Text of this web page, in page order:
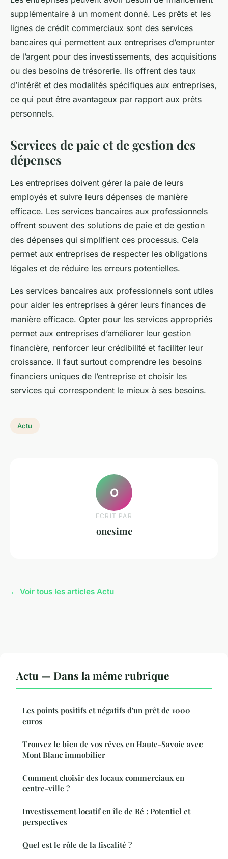
supplémentaire à un moment donné. Les prêts et les
lignes de crédit commerciaux sont des services
bancaires qui permettent aux entreprises d’emprunter
de l’argent pour des investissements, des acquisitions
ou des besoins de trésorerie. Ils offrent des taux
d’intérêt et des modalités spécifiques aux entreprises,
ce qui peut être avantageux par rapport aux prêts
personnels.
Services de paie et de gestion des
dépenses
Les entreprises doivent gérer la paie de leurs
employés et suivre leurs dépenses de manière
efficace. Les services bancaires aux professionnels
offrent souvent des solutions de paie et de gestion
des dépenses qui simplifient ces processus. Cela
permet aux entreprises de respecter les obligations
légales et de réduire les erreurs potentielles.
Les services bancaires aux professionnels sont utiles
pour aider les entreprises à gérer leurs finances de
manière efficace. Opter pour les services appropriés
permet aux entreprises d’améliorer leur gestion
financière, renforcer leur crédibilité et faciliter leur
croissance. Il faut surtout comprendre les besoins
financiers uniques de l’entreprise et choisir les
services qui correspondent le mieux à ses besoins.
Actu
O
ECRIT PAR
onesime
← Voir tous les articles Actu
Actu — Dans la même rubrique
Les points positifs et négatifs d'un prêt de 1000
euros
Trouvez le bien de vos rêves en Haute-Savoie avec
Mont Blanc immobilier
Comment choisir des locaux commerciaux en
centre-ville ?
Investissement locatif en île de Ré : Potentiel et
perspectives
Quel est le rôle de la fiscalité ?